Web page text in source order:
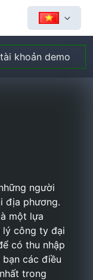
khoản demo
người
địa phương.
một lựa
lý công ty đại
có thu nhập
các điều
trong